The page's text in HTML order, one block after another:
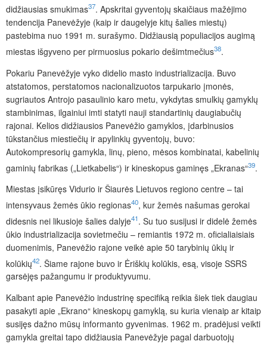
didžiausias smukimas37. Apskritai gyventojų skaičiaus mažėjimo
tendencija Panevėžyje (kaip ir daugelyje kitų šalies miestų)
pastebima nuo 1991 m. surašymo. Didžiausią populiacijos augimą
miestas išgyveno per pirmuosius pokario dešimtmečius38.
Pokariu Panevėžyje vyko didelio masto industrializacija. Buvo
atstatomos, perstatomos nacionalizuotos tarpukario įmonės,
sugriautos Antrojo pasaulinio karo metu, vykdytas smulkių gamyklų
stambinimas, ilgainiui imti statyti nauji standartinių daugiabučių
rajonai. Kelios didžiausios Panevėžio gamyklos, įdarbinusios
tūkstančius miestiečių ir apylinkių gyventojų, buvo:
Autokompresorių gamykla, linų, pieno, mėsos kombinatai, kabelinių
gaminių fabrikas („Lietkabelis“) ir kineskopus gaminęs „Ekranas“39.
Miestas įsikūręs Vidurio ir Šiaurės Lietuvos regiono centre – tai
intensyvaus žemės ūkio regionas40, kur žemės našumas gerokai
didesnis nei likusioje šalies dalyje41. Su tuo susijusi ir didelė žemės
ūkio industrializacija sovietmečiu – remiantis 1972 m. oficialiaisiais
duomenimis, Panevėžio rajone veikė apie 50 tarybinių ūkių ir
kolūkių42. Šiame rajone buvo ir Ėriškių kolūkis, esą, visoje SSRS
garsėjęs pažangumu ir produktyvumu.
Kalbant apie Panevėžio industrinę specifiką reikia šiek tiek daugiau
pasakyti apie „Ekrano“ kineskopų gamyklą, su kuria vienaip ar kitaip
susijęs dažno mūsų informanto gyvenimas. 1962 m. pradėjusi veikti
gamykla greitai tapo didžiausia Panevėžyje pagal darbuotojų